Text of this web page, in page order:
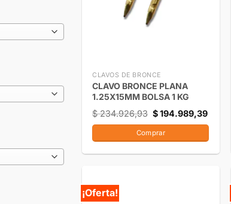
CLAVOS DE BRONCE
CLAVO BRONCE PLANA
1.25X15MM BOLSA 1 KG
$234.926,93 $194.989,39
Comprar
¡Oferta!